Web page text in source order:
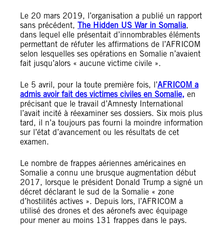
Le 20 mars 2019, l’organisation a publié un rapport
sans précédent, The Hidden US War in Somalia,
dans lequel elle présentait d’innombrables éléments
permettant de réfuter les affirmations de l’AFRICOM
selon lesquelles ses opérations en Somalie n’avaient
fait jusqu’alors « aucune victime civile ».
Le 5 avril, pour la toute première fois, l’AFRICOM a
admis avoir fait des victimes civiles en Somalie, en
précisant que le travail d’Amnesty International
l’avait incité à réexaminer ses dossiers. Six mois plus
tard, il n’a toujours pas fourni la moindre information
sur l’état d’avancement ou les résultats de cet
examen.
Le nombre de frappes aériennes américaines en
Somalie a connu une brusque augmentation début
2017, lorsque le président Donald Trump a signé un
décret déclarant le sud de la Somalie « zone
d’hostilités actives ». Depuis lors, l’AFRICOM a
utilisé des drones et des aéronefs avec équipage
pour mener au moins 131 frappes dans le pays.